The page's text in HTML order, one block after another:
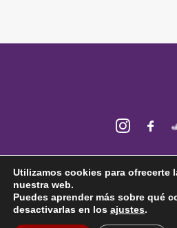
Política de
Utilizamos cookies para ofrecerte
nuestra web.
Puedes aprender más sobre qué
desactivarlas en los ajustes.